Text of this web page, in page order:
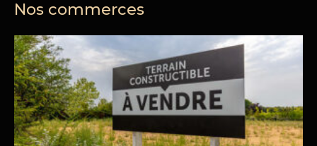
Nos commerces